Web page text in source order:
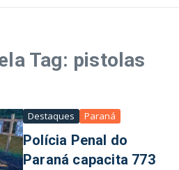
Tag: pistolas
Destaques Paraná
Polícia Penal do
Paraná capacita 773